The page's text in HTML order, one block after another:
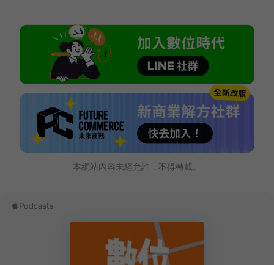
本網站內容未經允許，不得轉載。